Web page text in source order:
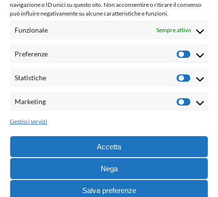
navigazione o ID unici su questo sito. Non acconsentire o ritirare il consenso
può influire negativamente su alcune caratteristiche e funzioni.
Funzionale Sempre attivo
Preferenze
Statistiche
Marketing
Gestisci servizi
Accetta
Nega
Salva preferenze
Questo blog non rappresenta una testata giornalistica in
quanto viene aggiornato senza alcuna periodicità. Non può
legge n° 62 del 7.03.2001. L'autore non è responsabile per
email:
Grafica e web:Salvatore Leto
© 2021 - G.B. Palumbo & C. Editore S.p.A. - Tutti i diritti